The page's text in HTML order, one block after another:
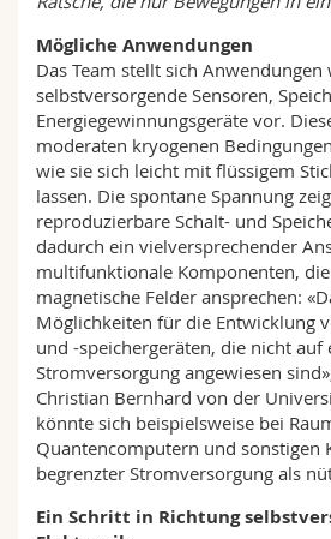
Mögliche Anwendungen
Das Team stellt sich Anwendungen
selbstversorgende Sensoren,
Energiegewinnungsgeräte vor.
moderaten kryogenen
wie sie sich leicht mit flüssigem
lassen. Die spontane Spannung
reproduzierbare Schalt- und
dadurch ein vielversprechender
multifunktionale Komponenten,
magnetische Felder ansprechen:
Möglichkeiten für die Entwicklung
und -speichergeräten, die nicht auf
Stromversorgung angewiesen
Christian Bernhard von der
könnte sich beispielsweise bei
Quantencomputern und sonstigen
begrenzter Stromversorgung als
Ein Schritt in Richtung